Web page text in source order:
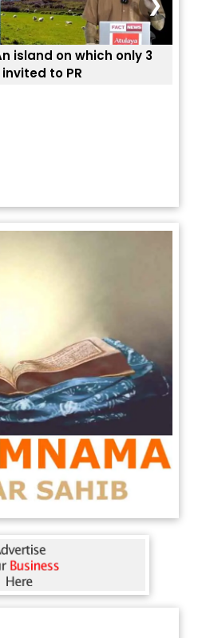
island on which only 3
to PR
❯